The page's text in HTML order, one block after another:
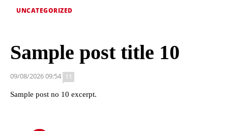
UNCATEGORIZED
Sample post title 10
09/08/2026 09:54 11
Sample post no 10 excerpt.